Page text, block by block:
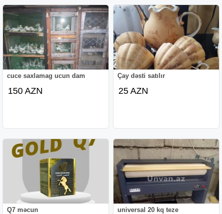
cuce saxlamag ucun dam
150 AZN
Çay dəsti satılır
25 AZN
Q7 məcun
universal 20 kq teze